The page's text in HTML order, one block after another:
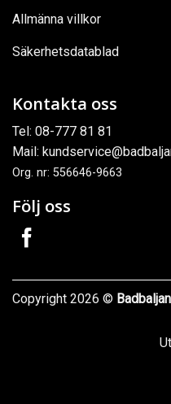
Allmänna villkor
Säkerhetsdatablad
Kontakta oss
Tel: 08-777 81 81
Mail:
Org. nr: 556646-9663
Följ oss
Copyright 2026 © Badbaljan